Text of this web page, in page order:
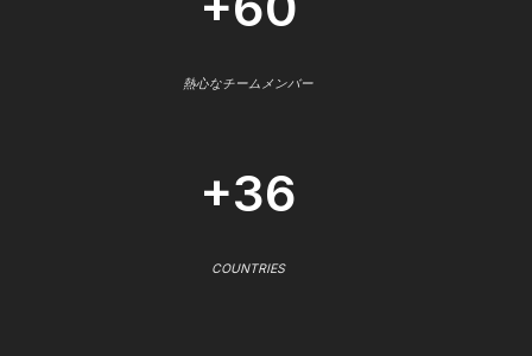
熱心なチームメンバー
+36
COUNTRIES